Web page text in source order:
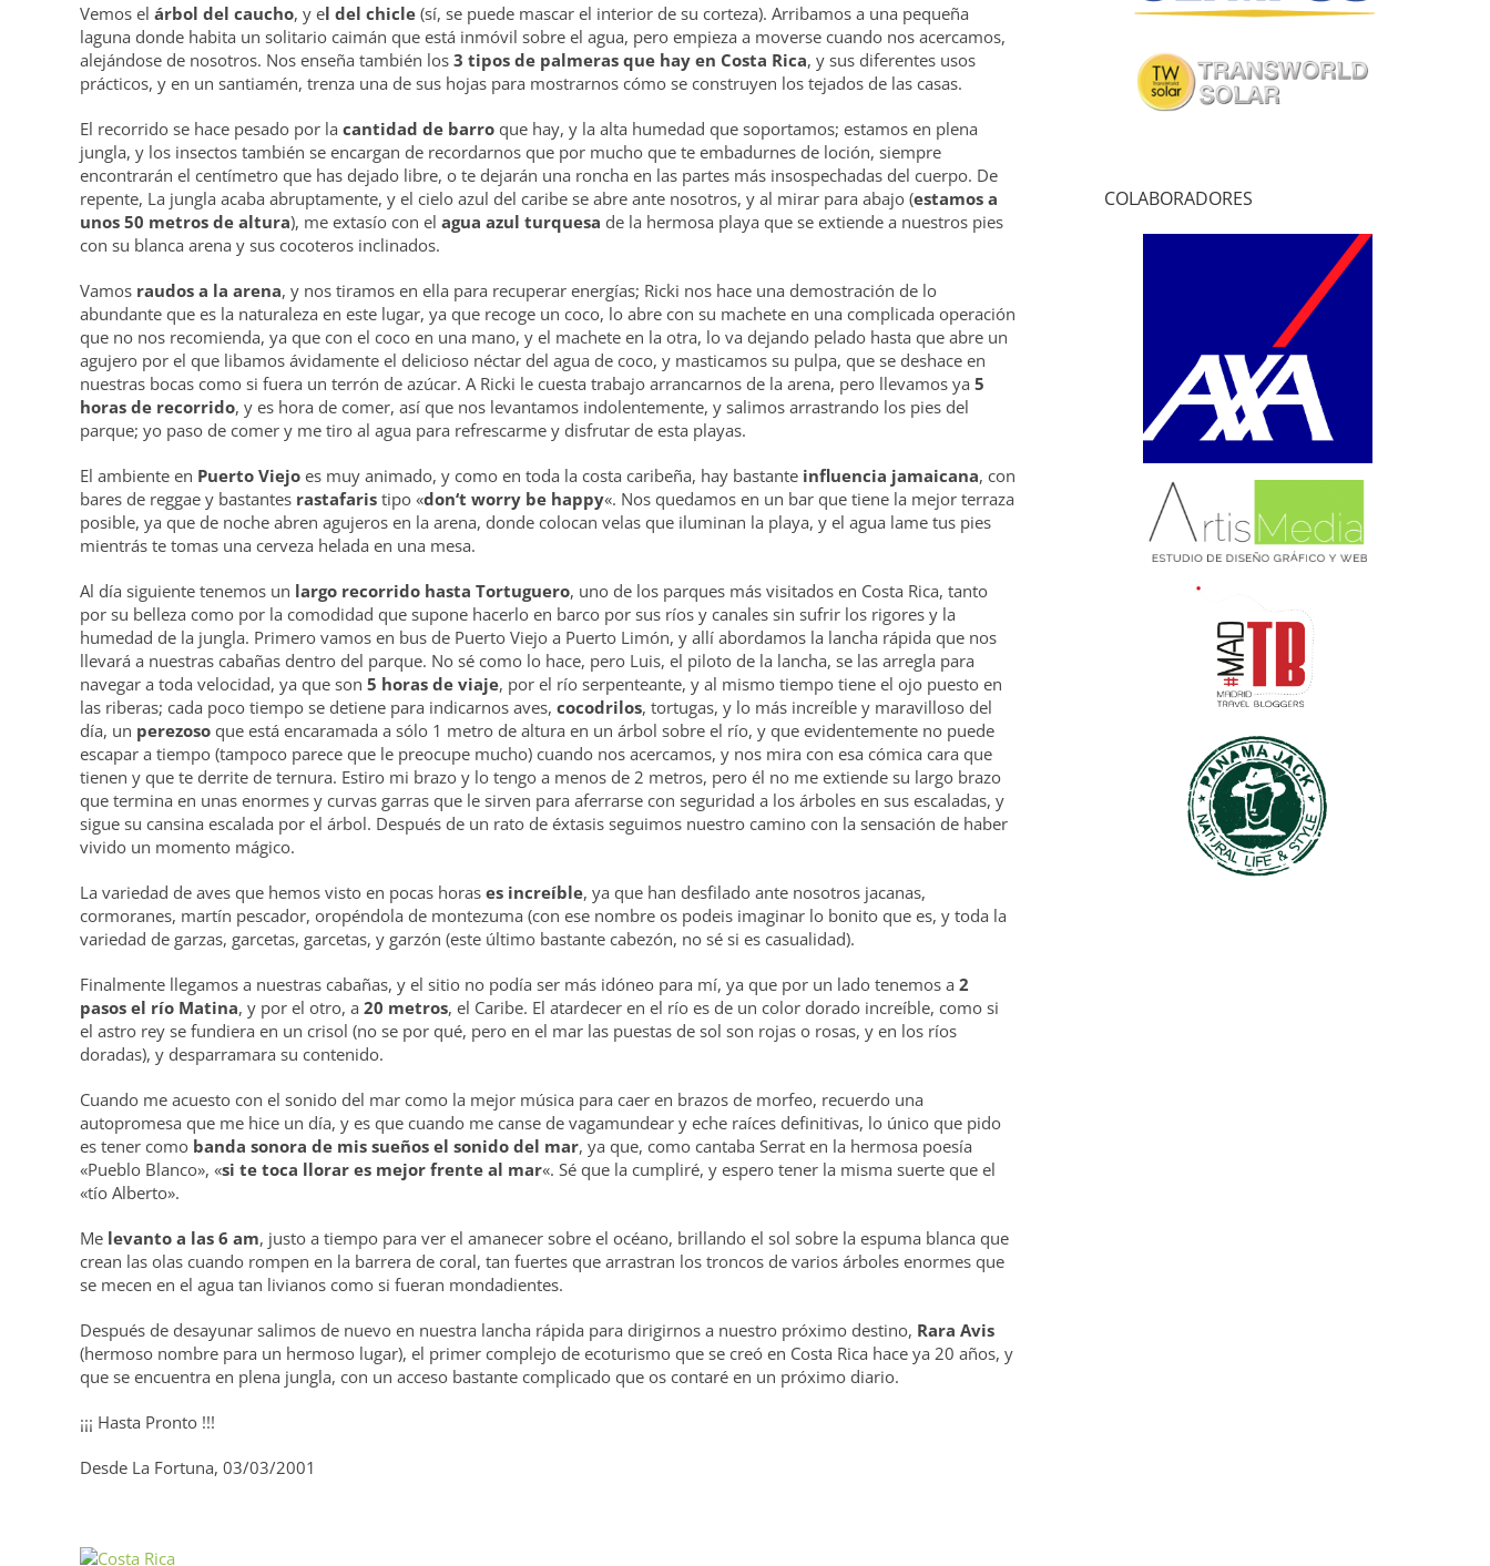
Vemos el árbol del caucho, y el del chicle (sí, se puede mascar el interior de su corteza). Arribamos a una pequeña
laguna donde habita un solitario caimán que está inmóvil sobre el agua, pero empieza a moverse cuando nos acercamos,
alejándose de nosotros. Nos enseña también los 3 tipos de palmeras que hay en Costa Rica, y sus diferentes usos
prácticos, y en un santiamén, trenza una de sus hojas para mostrarnos cómo se construyen los tejados de las casas.
El recorrido se hace pesado por la cantidad de barro que hay, y la alta humedad que soportamos; estamos en plena
jungla, y los insectos también se encargan de recordarnos que por mucho que te embadurnes de loción, siempre
encontrarán el centímetro que has dejado libre, o te dejarán una roncha en las partes más insospechadas del cuerpo. De
repente, La jungla acaba abruptamente, y el cielo azul del caribe se abre ante nosotros, y al mirar para abajo (estamos a
unos 50 metros de altura), me extasío con el agua azul turquesa de la hermosa playa que se extiende a nuestros pies
con su blanca arena y sus cocoteros inclinados.
Vamos raudos a la arena, y nos tiramos en ella para recuperar energías; Ricki nos hace una demostración de lo
abundante que es la naturaleza en este lugar, ya que recoge un coco, lo abre con su machete en una complicada operación
que no nos recomienda, ya que con el coco en una mano, y el machete en la otra, lo va dejando pelado hasta que abre un
agujero por el que libamos ávidamente el delicioso néctar del agua de coco, y masticamos su pulpa, que se deshace en
nuestras bocas como si fuera un terrón de azúcar. A Ricki le cuesta trabajo arrancarnos de la arena, pero llevamos ya 5
horas de recorrido, y es hora de comer, así que nos levantamos indolentemente, y salimos arrastrando los pies del
parque; yo paso de comer y me tiro al agua para refrescarme y disfrutar de esta playas.
El ambiente en Puerto Viejo es muy animado, y como en toda la costa caribeña, hay bastante influencia jamaicana, con
bares de reggae y bastantes rastafaris tipo «don‘t worry be happy«. Nos quedamos en un bar que tiene la mejor terraza
posible, ya que de noche abren agujeros en la arena, donde colocan velas que iluminan la playa, y el agua lame tus pies
mientrás te tomas una cerveza helada en una mesa.
Al día siguiente tenemos un largo recorrido hasta Tortuguero, uno de los parques más visitados en Costa Rica, tanto
por su belleza como por la comodidad que supone hacerlo en barco por sus ríos y canales sin sufrir los rigores y la
humedad de la jungla. Primero vamos en bus de Puerto Viejo a Puerto Limón, y allí abordamos la lancha rápida que nos
llevará a nuestras cabañas dentro del parque. No sé como lo hace, pero Luis, el piloto de la lancha, se las arregla para
navegar a toda velocidad, ya que son 5 horas de viaje, por el río serpenteante, y al mismo tiempo tiene el ojo puesto en
las riberas; cada poco tiempo se detiene para indicarnos aves, cocodrilos, tortugas, y lo más increíble y maravilloso del
día, un perezoso que está encaramada a sólo 1 metro de altura en un árbol sobre el río, y que evidentemente no puede
escapar a tiempo (tampoco parece que le preocupe mucho) cuando nos acercamos, y nos mira con esa cómica cara que
tienen y que te derrite de ternura. Estiro mi brazo y lo tengo a menos de 2 metros, pero él no me extiende su largo brazo
que termina en unas enormes y curvas garras que le sirven para aferrarse con seguridad a los árboles en sus escaladas, y
sigue su cansina escalada por el árbol. Después de un rato de éxtasis seguimos nuestro camino con la sensación de haber
vivido un momento mágico.
La variedad de aves que hemos visto en pocas horas es increíble, ya que han desfilado ante nosotros jacanas,
cormoranes, martín pescador, oropéndola de montezuma (con ese nombre os podeis imaginar lo bonito que es, y toda la
variedad de garzas, garcetas, garcetas, y garzón (este último bastante cabezón, no sé si es casualidad).
Finalmente llegamos a nuestras cabañas, y el sitio no podía ser más idóneo para mí, ya que por un lado tenemos a 2
pasos el río Matina, y por el otro, a 20 metros, el Caribe. El atardecer en el río es de un color dorado increíble, como si
el astro rey se fundiera en un crisol (no se por qué, pero en el mar las puestas de sol son rojas o rosas, y en los ríos
doradas), y desparramara su contenido.
Cuando me acuesto con el sonido del mar como la mejor música para caer en brazos de morfeo, recuerdo una
autopromesa que me hice un día, y es que cuando me canse de vagamundear y eche raíces definitivas, lo único que pido
es tener como banda sonora de mis sueños el sonido del mar, ya que, como cantaba Serrat en la hermosa poesía
«Pueblo Blanco», «si te toca llorar es mejor frente al mar«. Sé que la cumpliré, y espero tener la misma suerte que el
«tío Alberto».
Me levanto a las 6 am, justo a tiempo para ver el amanecer sobre el océano, brillando el sol sobre la espuma blanca que
crean las olas cuando rompen en la barrera de coral, tan fuertes que arrastran los troncos de varios árboles enormes que
se mecen en el agua tan livianos como si fueran mondadientes.
Después de desayunar salimos de nuevo en nuestra lancha rápida para dirigirnos a nuestro próximo destino, Rara Avis
(hermoso nombre para un hermoso lugar), el primer complejo de ecoturismo que se creó en Costa Rica hace ya 20 años, y
que se encuentra en plena jungla, con un acceso bastante complicado que os contaré en un próximo diario.
¡¡¡ Hasta Pronto !!!
Desde La Fortuna, 03/03/2001
COLABORADORES